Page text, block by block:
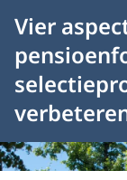
Vier